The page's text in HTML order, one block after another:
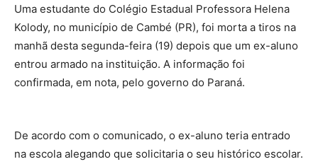
Uma estudante do Colégio Estadual Professora Helena
Kolody, no município de Cambé (PR), foi morta a tiros na
manhã desta segunda-feira (19) depois que um ex-aluno
entrou armado na instituição. A informação foi
confirmada, em nota, pelo governo do Paraná.
De acordo com o comunicado, o ex-aluno teria entrado
na escola alegando que solicitaria o seu histórico escolar.